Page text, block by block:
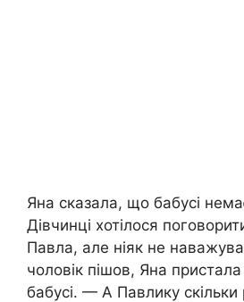
Яна сказала, що бабусі
Дівчинці хотілося
Павла, але ніяк не
чоловік пішов, Яна
бабусі. — А Павлику скільки